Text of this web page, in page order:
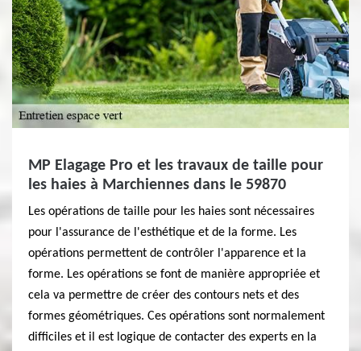
MP Elagage Pro et les travaux de taille pour
les haies à Marchiennes dans le 59870
Les opérations de taille pour les haies sont nécessaires
pour l'assurance de l'esthétique et de la forme. Les
opérations permettent de contrôler l'apparence et la
forme. Les opérations se font de manière appropriée et
cela va permettre de créer des contours nets et des
formes géométriques. Ces opérations sont normalement
difficiles et il est logique de contacter des experts en la